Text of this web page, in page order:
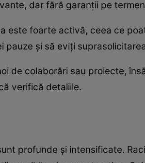
dar fără garanții pe
este foarte activă, ceea ce
pauze și să eviți
de colaborări sau proiecte,
verifică detaliile.
profunde și intensificate.